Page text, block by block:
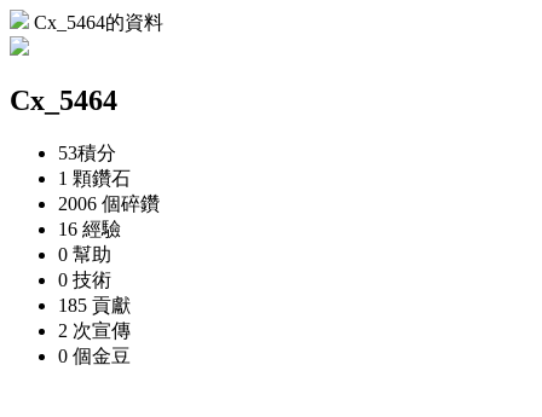
Cx_5464的資料
Cx_5464
53積分
1 顆鑽石
2006 個碎鑽
16 經驗
0 幫助
0 技術
185 貢獻
2 次宣傳
0 個金豆